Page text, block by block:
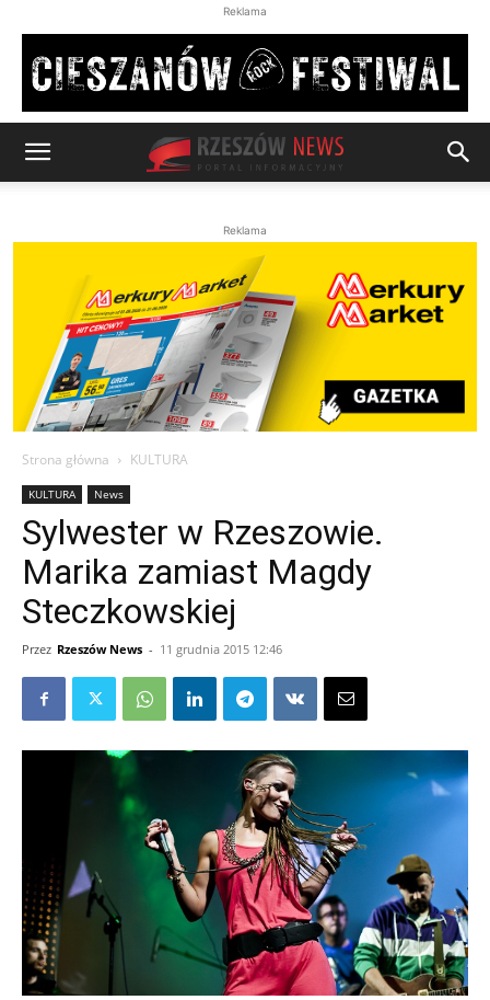
Reklama
Reklama
Strona główna KULTURA
KULTURA News
Sylwester w Rzeszowie.
Marika zamiast Magdy
Steczkowskiej
Przez Rzeszów News - 11 grudnia 2015 12:46